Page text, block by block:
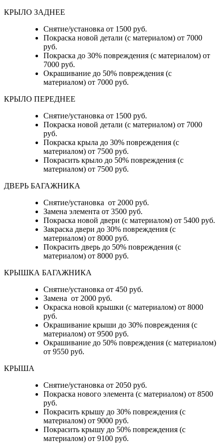
КРЫЛО ЗАДНЕЕ
Снятие/установка от 1500 руб.
Покраска новой детали (с материалом) от 7000
руб.
Покраска до 30% повреждения (с материалом) от
7000 руб.
Окрашивание до 50% повреждения (с
материалом) от 7000 руб.
КРЫЛО ПЕРЕДНЕЕ
Снятие/установка от 1500 руб.
Покраска новой детали (с материалом) от 7000
руб.
Покраска крыла до 30% повреждения (с
материалом) от 7500 руб.
Покрасить крыло до 50% повреждения (с
материалом) от 7500 руб.
ДВЕРЬ БАГАЖНИКА
Снятие/установка от 2000 руб.
Замена элемента от 3500 руб.
Покраска новой двери (с материалом) от 5400 руб.
Закраска двери до 30% повреждения (с
материалом) от 8000 руб.
Покрасить дверь до 50% повреждения (с
материалом) от 8000 руб.
КРЫШКА БАГАЖНИКА
Снятие/установка от 450 руб.
Замена от 2000 руб.
Окраска новой крышки (с материалом) от 8000
руб.
Окрашивание крыши до 30% повреждения (с
материалом) от 9500 руб.
Окрашивание до 50% повреждения (с материалом)
от 9550 руб.
КРЫША
Снятие/установка от 2050 руб.
Покраска нового элемента (с материалом) от 8500
руб.
Покрасить крышу до 30% повреждения (с
материалом) от 9000 руб.
Покрасить крышу до 50% повреждения (с
материалом) от 9100 руб.